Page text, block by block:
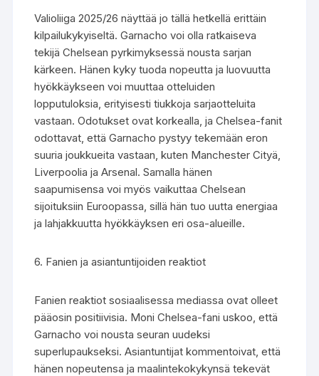
Valioliiga 2025/26 näyttää jo tällä hetkellä erittäin
kilpailukykyiseltä. Garnacho voi olla ratkaiseva
tekijä Chelsean pyrkimyksessä nousta sarjan
kärkeen. Hänen kyky tuoda nopeutta ja luovuutta
hyökkäykseen voi muuttaa otteluiden
lopputuloksia, erityisesti tiukkoja sarjaotteluita
vastaan. Odotukset ovat korkealla, ja Chelsea-fanit
odottavat, että Garnacho pystyy tekemään eron
suuria joukkueita vastaan, kuten Manchester Cityä,
Liverpoolia ja Arsenal. Samalla hänen
saapumisensa voi myös vaikuttaa Chelsean
sijoituksiin Euroopassa, sillä hän tuo uutta energiaa
ja lahjakkuutta hyökkäyksen eri osa-alueille.
6. Fanien ja asiantuntijoiden reaktiot
Fanien reaktiot sosiaalisessa mediassa ovat olleet
pääosin positiivisia. Moni Chelsea-fani uskoo, että
Garnacho voi nousta seuran uudeksi
superlupaukseksi. Asiantuntijat kommentoivat, että
hänen nopeutensa ja maalintekokykynsä tekevät